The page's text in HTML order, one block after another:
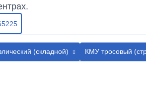
(складной) КМУ тросовый